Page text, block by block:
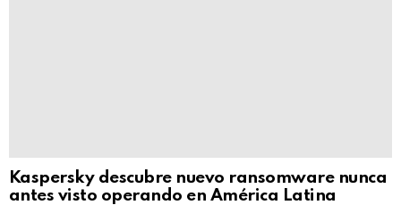
Kaspersky descubre nuevo ransomware nunca
antes visto operando en América Latina